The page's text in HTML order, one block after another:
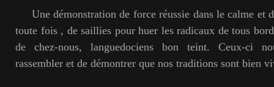
Une démonstration de force réussie dans le calme et
toute fois , de saillies pour huer les radicaux de tous
de chez-nous, languedociens bon teint. Ceux-ci
rassembler et de démontrer que nos traditions sont bien